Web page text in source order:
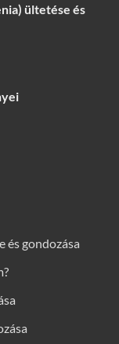
ültetése és
gondozása